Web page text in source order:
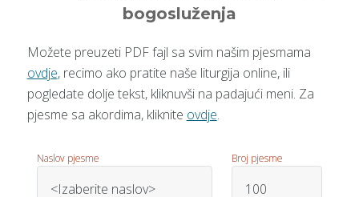
bogosluženja
Možete preuzeti PDF fajl sa svim našim pjesmama
ovdje, recimo ako pratite naše liturgija online, ili
pogledate dolje tekst, kliknuvši na padajući meni. Za
pjesme sa akordima, kliknite ovdje.
Naslov pjesme Broj pjesme